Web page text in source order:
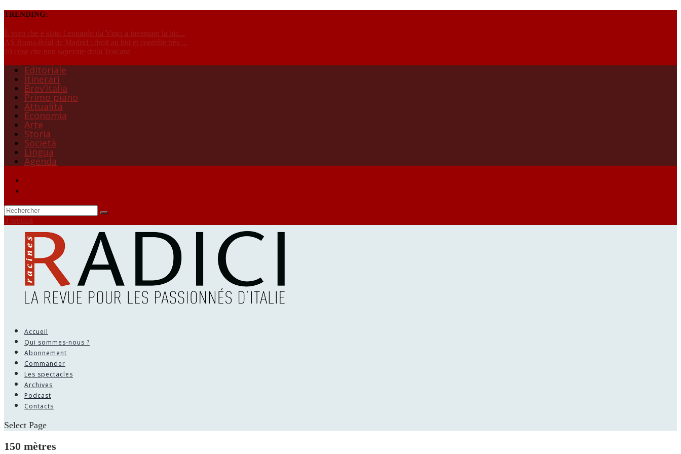
TRENDING:
È vero che è stato Leonardo da Vinci a inventare la bic...
AS Roma-Réal de Madrid : droit au but et contrôle très ...
10 cose che non sapevate della Toscana
Editoriale
Itinerari
Brev’Italia
Primo piano
Attualità
Economia
Arte
Storia
Società
Lingua
Agenda
0 produit
Accueil
Qui sommes-nous ?
Abonnement
Commander
Les spectacles
Archives
Podcast
Contacts
Select Page
150 mètres